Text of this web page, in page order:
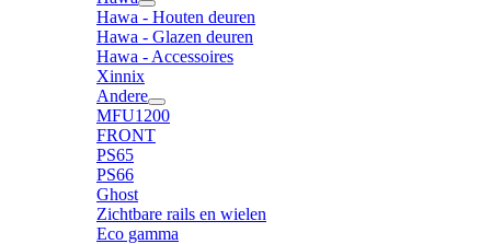
Hawa - Houten deuren
Hawa - Glazen deuren
Hawa - Accessoires
Xinnix
Andere
MFU1200
FRONT
PS65
PS66
Ghost
Zichtbare rails en wielen
Eco gamma